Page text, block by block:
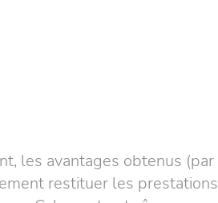
les avantages obtenus (par
restituer les prestations